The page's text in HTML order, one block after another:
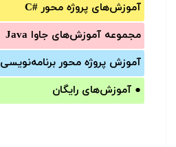
آموزش‌های پروژه محور #C
مجموعه آموزش‌های جاوا Java
آموزش‌ پروژه محور برنامه‌نویسی
● آموزش‌های رایگان